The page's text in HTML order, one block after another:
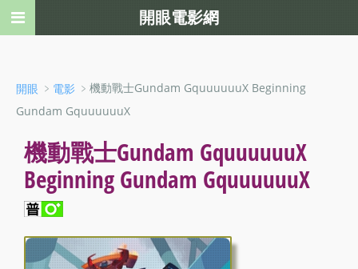
開眼 ﹥ 電影 ﹥機動戰士Gundam GquuuuuuX Beginning
Gundam GquuuuuuX
機動戰士Gundam GquuuuuuX
Beginning Gundam GquuuuuuX
開眼電影網